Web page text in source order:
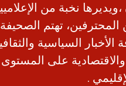
نخبة من
المحترفين، تهتم الصحيفة
الأخبار السياسية
والاقتصادية على المستوى
.